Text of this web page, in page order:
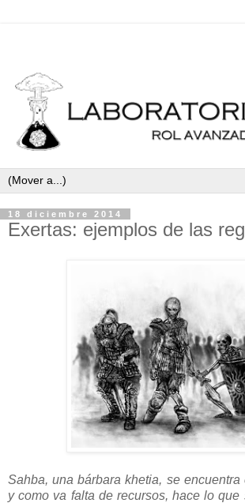
18 diciembre 2014
Exertas: ejemplos de las
Sahba, una bárbara khetia, se encuentra
y como va falta de recursos, hace lo que